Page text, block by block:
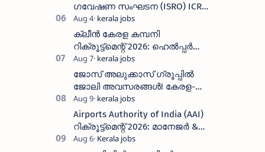
ഗവേഷണ സംഘടന (ISRO) ICRB
യിൽ ജോലി അവസരം :ശമ്പളം
25, 500 രൂപ മുതൽ
ക്ലീൻ കേരള കമ്പനി
റിക്രൂട്ട്മെന്റ് 2026: ഹെൽപ്പർ
തസ്തികയിലേക്ക് ഓഗസ്റ്റ് 5-ന്
വാക്ക് ഇൻ ഇന്റർവ്യൂ
ജോസ് അലുക്കാസ് ഗ്രൂപ്പിൽ
ജോലി അവസരങ്ങൾ! കേരള-
തമിഴ്നാട് റീജിയണിൽ
സെയിൽസ്, സപ്പോർട്ട് സ്റ്റാഫ്
റിക്രൂട്ട്മെന്റ്
Airports Authority of India (AAI)
റിക്രൂട്ട്മെന്റ് 2026: മാനേജർ &
ജൂനിയർ എക്സിക്യൂട്ടീവ്